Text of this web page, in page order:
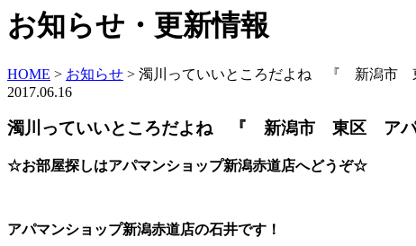
お知らせ・更新情報
HOME > お知らせ > 濁川っていいところだよね 『 新潟市
2017.06.16
濁川っていいところだよね 『 新潟市 東区 ア
☆お部屋探しはアパマンショップ新潟赤道店へどうぞ☆
アパマンショップ新潟赤道店の石井です！